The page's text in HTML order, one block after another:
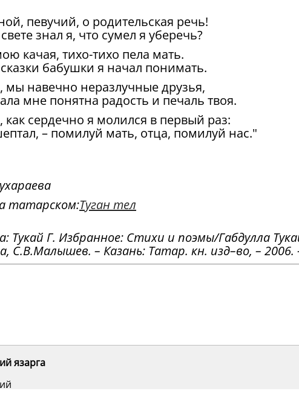
певучий, о родительская речь!
знал я, что сумел я уберечь?
качая, тихо-тихо пела мать.
бабушки я начал понимать.
навечно неразлучные друзья,
мне понятна радость и печаль твоя.
сердечно я молился в первый раз:
– помилуй мать, отца, помилуй нас."
татарском:Туган тел
Тукай Г. Избранное: Стихи и поэмы/Габдулла
С.В.Малышев. – Казань: Татар. кн. изд–во, – 2006.
язарга